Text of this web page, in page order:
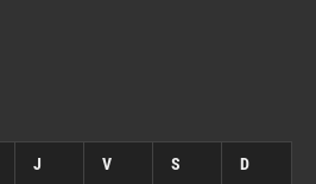
J V S D